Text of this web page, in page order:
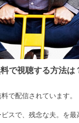
で視聴する方法
で配信されています。
スで、残念な夫。を最